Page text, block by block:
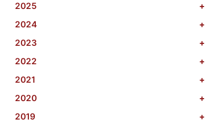
2025
+
2024
+
2023
+
2022
+
2021
+
2020
+
2019
+